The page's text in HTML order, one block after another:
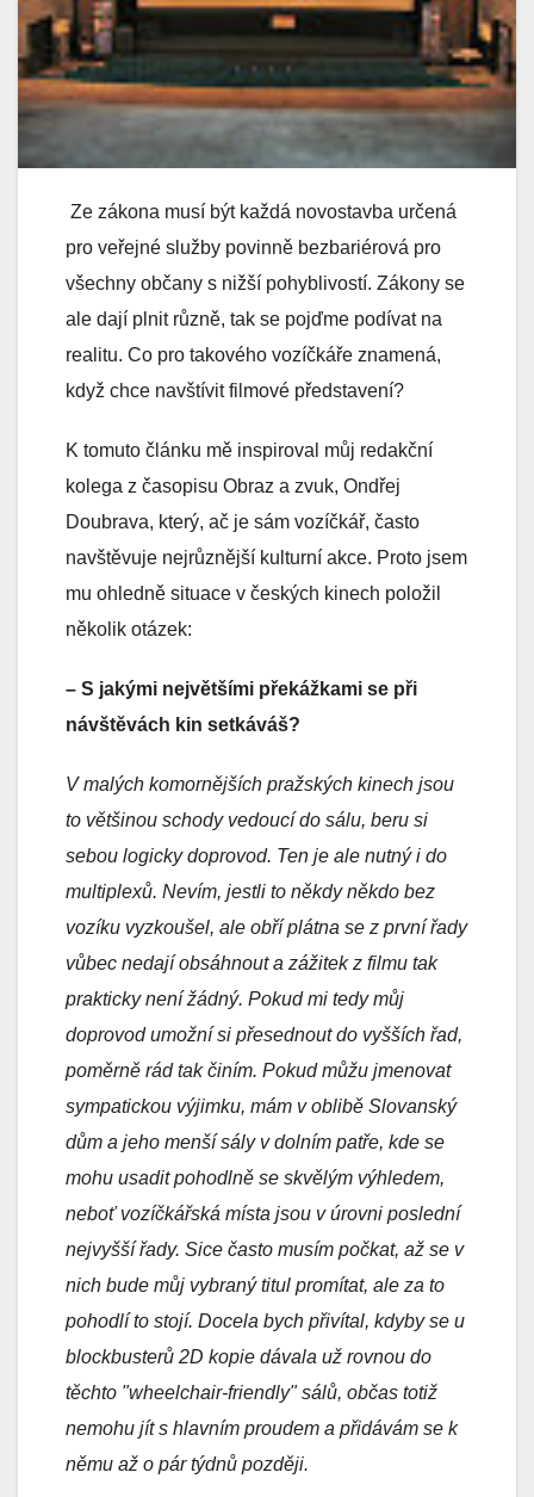
Ze zákona musí být každá novostavba určená
pro veřejné služby povinně bezbariérová pro
všechny občany s nižší pohyblivostí. Zákony se
ale dají plnit různě, tak se pojďme podívat na
realitu. Co pro takového vozíčkáře znamená,
když chce navštívit filmové představení?
K tomuto článku mě inspiroval můj redakční
kolega z časopisu Obraz a zvuk, Ondřej
Doubrava, který, ač je sám vozíčkář, často
navštěvuje nejrůznější kulturní akce. Proto jsem
mu ohledně situace v českých kinech položil
několik otázek:
– S jakými největšími překážkami se při
návštěvách kin setkáváš?
V malých komornějších pražských kinech jsou
to většinou schody vedoucí do sálu, beru si
sebou logicky doprovod. Ten je ale nutný i do
multiplexů. Nevím, jestli to někdy někdo bez
vozíku vyzkoušel, ale obří plátna se z první řady
vůbec nedají obsáhnout a zážitek z filmu tak
prakticky není žádný. Pokud mi tedy můj
doprovod umožní si přesednout do vyšších řad,
poměrně rád tak činím. Pokud můžu jmenovat
sympatickou výjimku, mám v oblibě Slovanský
dům a jeho menší sály v dolním patře, kde se
mohu usadit pohodlně se skvělým výhledem,
neboť vozíčkářská místa jsou v úrovni poslední
nejvyšší řady. Sice často musím počkat, až se v
nich bude můj vybraný titul promítat, ale za to
pohodlí to stojí. Docela bych přivítal, kdyby se u
blockbusterů 2D kopie dávala už rovnou do
těchto "wheelchair-friendly" sálů, občas totiž
nemohu jít s hlavním proudem a přidávám se k
němu až o pár týdnů později.